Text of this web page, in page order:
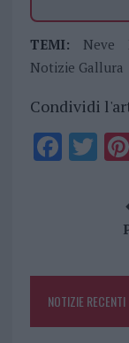
TEMI: Neve
Notizie Gallura
Condividi
F
o
k
T
NOTIZIE RECENTI